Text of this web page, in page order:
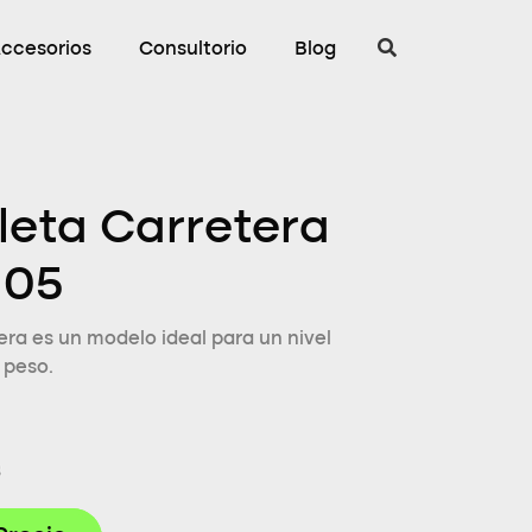
Consultorio Blog
Carretera
es un modelo ideal para un nivel